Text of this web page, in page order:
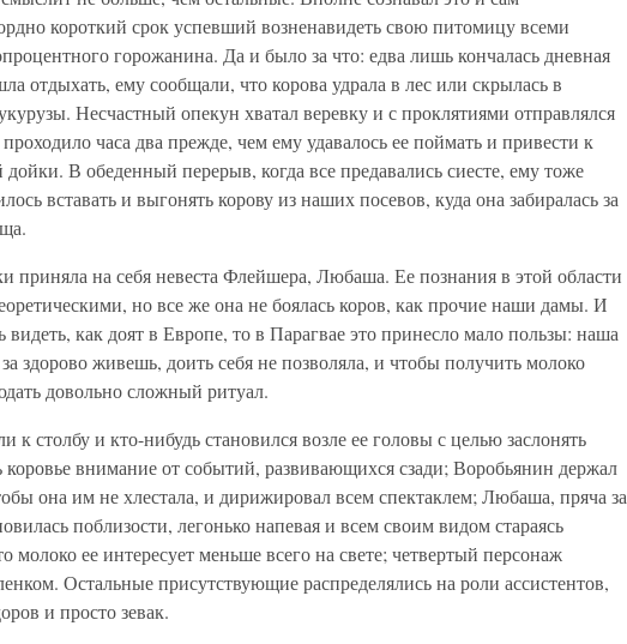
короткий срок успевший возненавидеть свою питомицу всеми
горожанина. Да и было за что: едва лишь кончалась дневная
отдыхать, ему сообщали, что корова удрала в лес или скрылась в
Несчастный опекун хватал веревку и с проклятиями отправлялся
часа два прежде, чем ему удавалось ее поймать и привести к
дойки. В обеденный перерыв, когда все предавались сиесте, ему тоже
вставать и выгонять корову из наших посевов, куда она забиралась за
приняла на себя невеста Флейшера, Любаша. Ее познания в этой области
но все же она не боялась коров, как прочие наши дамы. И
видеть, как доят в Европе, то в Парагвае это принесло мало пользы: наша
здорово живешь, доить себя не позволяла, и чтобы получить молоко
довольно сложный ритуал.
к столбу и кто-нибудь становился возле ее головы с целью заслонять
коровье внимание от событий, развивающихся сзади; Воробьянин держал
она им не хлестала, и дирижировал всем спектаклем; Любаша, пряча за
поблизости, легонько напевая и всем своим видом стараясь
молоко ее интересует меньше всего на свете; четвертый персонаж
Остальные присутствующие распределялись на роли ассистентов,
и просто зевак.